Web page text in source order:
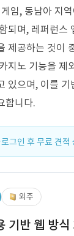
임, 동남아 지
되며, 레퍼런스
제공하는 것이
지노 기능을 제
있으며, 이를
합니다.
로그인 후 무료 견적
외주
기반 웹 방식